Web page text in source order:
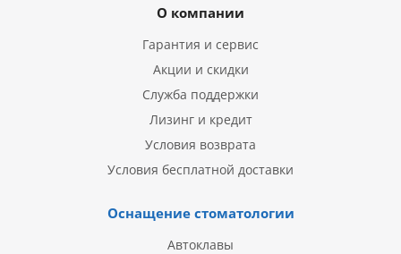
О компании
Гарантия и сервис
Акции и скидки
Служба поддержки
Лизинг и кредит
Условия возврата
Условия бесплатной доставки
Оснащение стоматологии
Автоклавы